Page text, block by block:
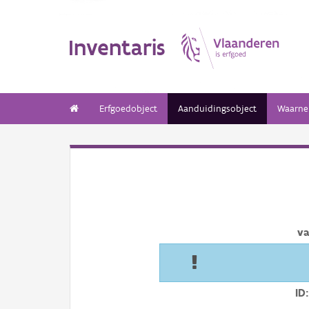
Inventaris
Erfgoedobject Aanduidingsobject
ID